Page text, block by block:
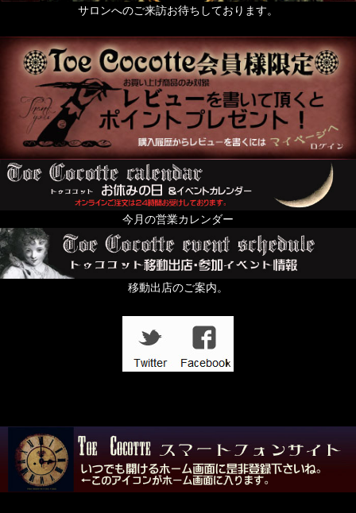
サロンへのご来訪お待ちしております。
今月の営業カレンダー
移動出店のご案内。